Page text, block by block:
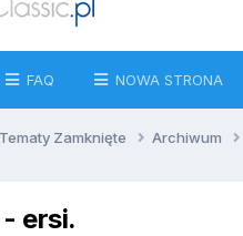
FAQ NOWA STRONA
Tematy Zamknięte Archiwum
ersi.